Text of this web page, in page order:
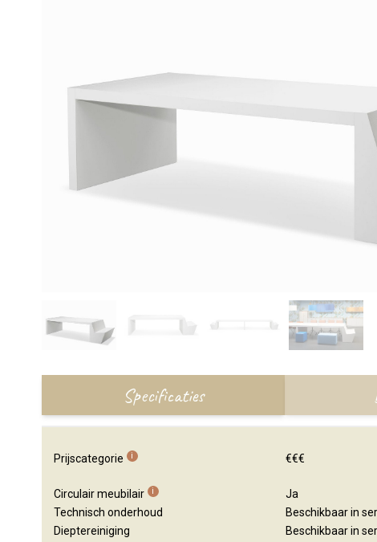
Specificaties
Prijscategorie i €€€
Circulair meubilair i
Ja
Technisch onderhoud
Beschikbaar in
Dieptereiniging
Beschikbaar in